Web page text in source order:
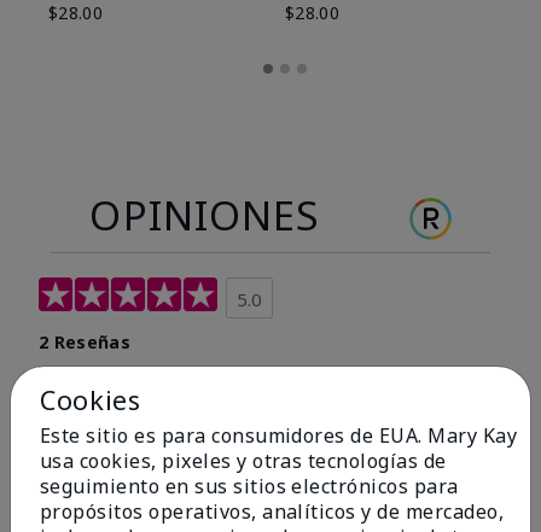
$28.00
$28.00
OPINIONES
5.0
2 Reseñas
100%
de los encuestados recomendaría a un amigo.
Cookies
Este sitio es para consumidores de EUA. Mary Kay
usa cookies, pixeles y otras tecnologías de
seguimiento en sus sitios electrónicos para
propósitos operativos, analíticos y de mercadeo,